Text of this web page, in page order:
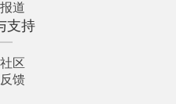
道
支持
区
馈